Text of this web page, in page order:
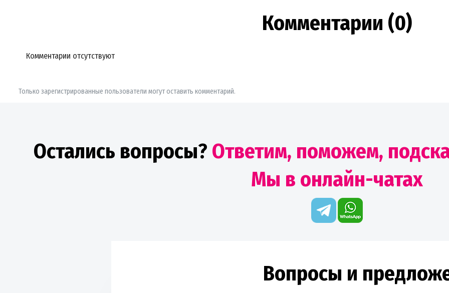
Комментарии (0)
Комментарии отсутствуют
Только зарегистрированные пользователи могут оставить комментарий.
Остались вопросы? Ответим, поможем,
Мы в онлайн-чатах
Вопросы и